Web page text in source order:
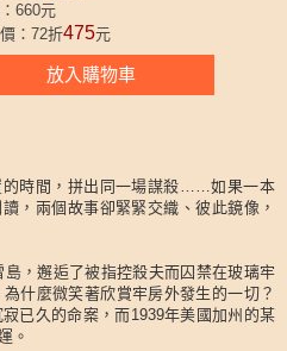
660元
：72折475元
放入購物車
的時間，拼出同一場謀殺……如果一本
，兩個故事卻緊緊交織、彼此鏡像，
，邂逅了被指控殺夫而囚禁在玻璃牢
什麼微笑著欣賞牢房外發生的一切？
已久的命案，而1939年美國加州的某
。